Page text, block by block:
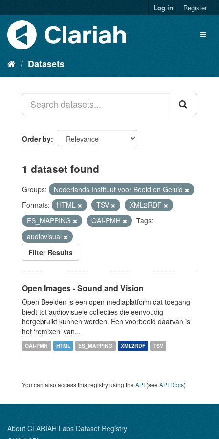
Log in Register
Datasets
Order by
1 dataset found
Groups:
Nederlands Instituut voor Beeld en Geluid
Formats:
HTML TSV
XML2RDF
ES_MAPPING
OAI-PMH
Tags:
audiovisual
Filter Results
Open Images - Sound and Vision
Open Beelden is een open mediaplatform dat toegang
biedt tot audiovisuele collecties die eenvoudig
hergebruikt kunnen worden. Een voorbeeld daarvan is
het ‘remixen’ van...
OAI-PMH HTML ES_MAPPING XML2RDF TSV
You can also access this registry using the API (see API Docs).
About CLARIAH Labs Dataset Registry